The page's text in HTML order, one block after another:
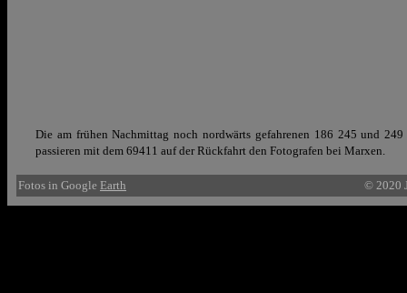
Die am frühen Nachmittag noch nordwärts gefahrenen 186 245 und
passieren mit dem 69411 auf der Rückfahrt den Fotografen bei Marxen.
Fotos in Google Earth © 2020